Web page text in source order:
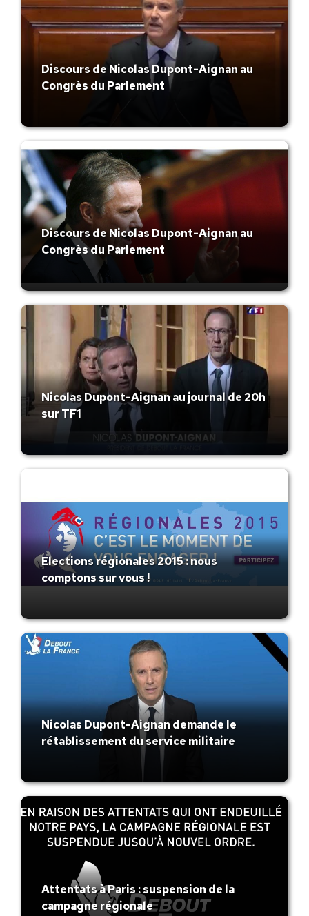
Discours de Nicolas Dupont-Aignan au
Congrès du Parlement
Discours de Nicolas Dupont-Aignan au
Congrès du Parlement
Nicolas Dupont-Aignan au journal de 20h
sur TF1
Elections régionales 2015 : nous
comptons sur vous !
Nicolas Dupont-Aignan demande le
rétablissement du service militaire
Attentats à Paris : suspension de la
campagne régionale